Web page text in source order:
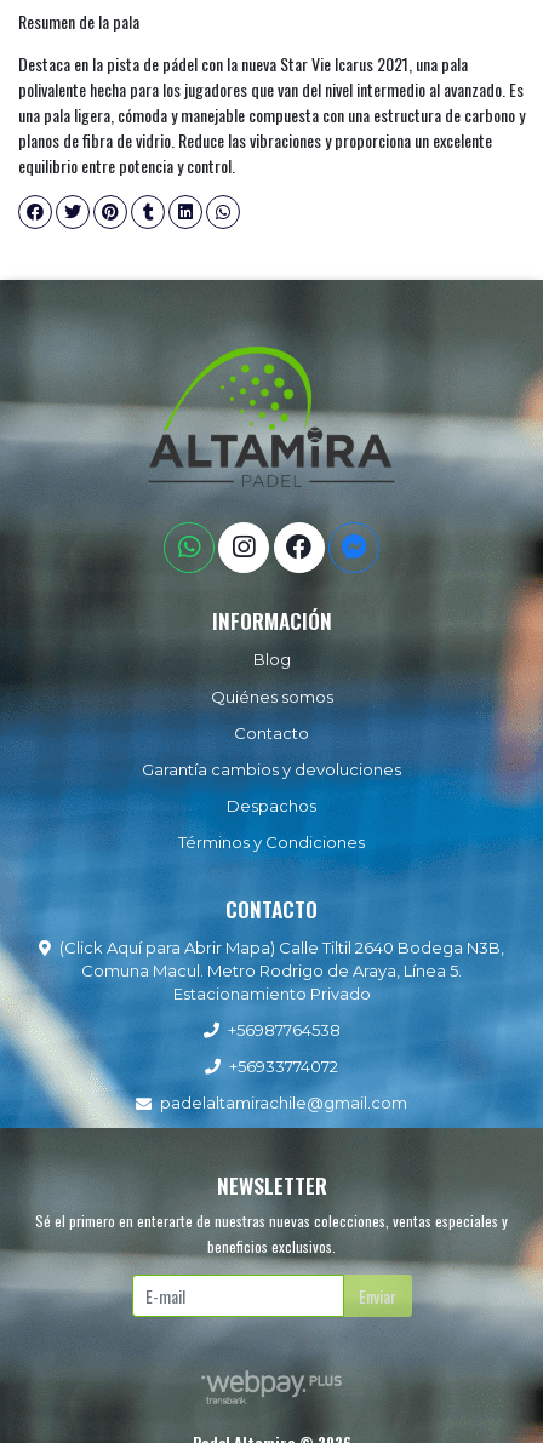
Resumen de la pala
Destaca en la pista de pádel con la nueva Star Vie Icarus 2021, una pala
polivalente hecha para los jugadores que van del nivel intermedio al avanzado. Es
una pala ligera, cómoda y manejable compuesta con una estructura de carbono y
planos de fibra de vidrio. Reduce las vibraciones y proporciona un excelente
equilibrio entre potencia y control.
INFORMACIÓN
Blog
Quiénes somos
Contacto
Garantía cambios y devoluciones
Despachos
Términos y Condiciones
CONTACTO
(Click Aquí para Abrir Mapa) Calle Tiltil 2640 Bodega N3B,
Comuna Macul. Metro Rodrigo de Araya, Línea 5.
Estacionamiento Privado
+56987764538
+56933774072
padelaltamirachile@gmail.com
NEWSLETTER
Sé el primero en enterarte de nuestras nuevas colecciones, ventas especiales y
beneficios exclusivos.
Enviar